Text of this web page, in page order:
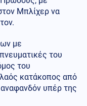
Μπλίχερ να
με
του
του
κατάκοπος από
υπέρ της